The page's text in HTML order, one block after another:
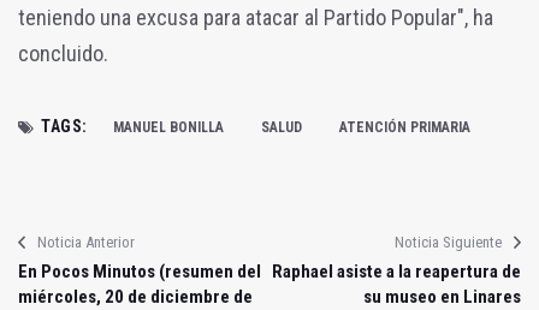
teniendo una excusa para atacar al Partido Popular", ha
concluido.
TAGS: MANUEL BONILLA SALUD ATENCIÓN PRIMARIA
Noticia Anterior
En Pocos Minutos (resumen del
miércoles, 20 de diciembre de
Noticia Siguiente
Raphael asiste a la reapertura de
su museo en Linares